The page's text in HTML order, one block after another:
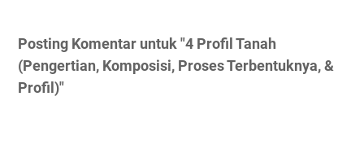
Posting Komentar untuk "4 Profil Tanah
(Pengertian, Komposisi, Proses Terbentuknya, &
Profil)"